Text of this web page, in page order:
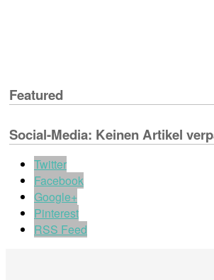
Featured
Social-Media: Keinen Artikel
Twitter
Facebook
Google+
Pinterest
RSS Feed